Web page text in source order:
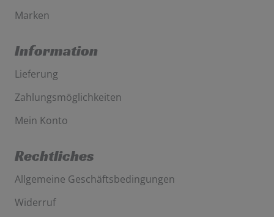
Marken
Information
Lieferung
Zahlungsmöglichkeiten
Mein Konto
Rechtliches
Allgemeine Geschäftsbedingungen
Widerruf